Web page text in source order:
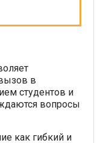
в
студентов и
вопросы
как гибкий и